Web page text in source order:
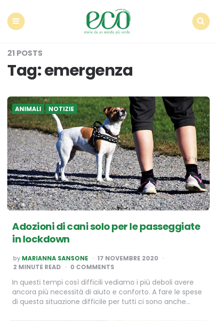
21 POSTS
Tag:emergenza
ANIMALI NOTIZIE
Adozioni di cani solo per le passeggiate
in lockdown
POSTED
BY
by MARIANNA SANSONE
17 NOVEMBRE 2020
2 MINUTE READ 0 COMMENTS
In questi tempi così difficili vediamo i più deboli avere
ancora più necessità di aiuto e conforto. A fare le spese
di questa situazione difficile per tutti ci sono anche…